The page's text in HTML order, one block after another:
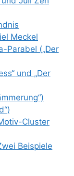
Meckel
Parabel („Der
und „Der
Cluster
Beispiele